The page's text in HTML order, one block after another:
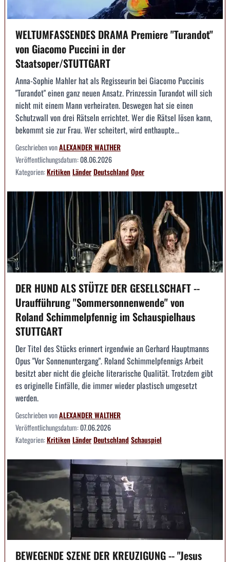
WELTUMFASSENDES DRAMA Premiere "Turandot"
von Giacomo Puccini in der
Staatsoper/STUTTGART
Anna-Sophie Mahler hat als Regisseurin bei Giacomo Puccinis
"Turandot" einen ganz neuen Ansatz. Prinzessin Turandot will sich
nicht mit einem Mann verheiraten. Deswegen hat sie einen
Schutzwall von drei Rätseln errichtet. Wer die Rätsel lösen kann,
bekommt sie zur Frau. Wer scheitert, wird enthaupte...
Geschrieben vonALEXANDER WALTHER
Veröffentlichungsdatum:08.06.2026
Kategorien:KritikenLänderDeutschlandOper
DER HUND ALS STÜTZE DER GESELLSCHAFT --
Uraufführung "Sommersonnenwende" von
Roland Schimmelpfennig im Schauspielhaus
STUTTGART
Der Titel des Stücks erinnert irgendwie an Gerhard Hauptmanns
Opus "Vor Sonnenuntergang". Roland Schimmelpfennigs Arbeit
besitzt aber nicht die gleiche literarische Qualität. Trotzdem gibt
es originelle Einfälle, die immer wieder plastisch umgesetzt
werden.
Geschrieben vonALEXANDER WALTHER
Veröffentlichungsdatum:07.06.2026
Kategorien:KritikenLänderDeutschlandSchauspiel
BEWEGENDE SZENE DER KREUZIGUNG -- "Jesus